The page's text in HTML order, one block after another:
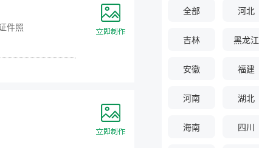
制卡印刷&照片采集一体化平台
件照
全部 河北
吉林 黑龙江
安徽 福建
河南 湖北
海南 四川